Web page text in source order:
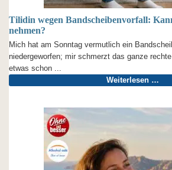
Tilidin wegen Bandscheibenvorfall:
nehmen?
Mich hat am Sonntag vermutlich ein
niedergeworfen; mir schmerzt das ganze
etwas schon ...
Weiterlesen …